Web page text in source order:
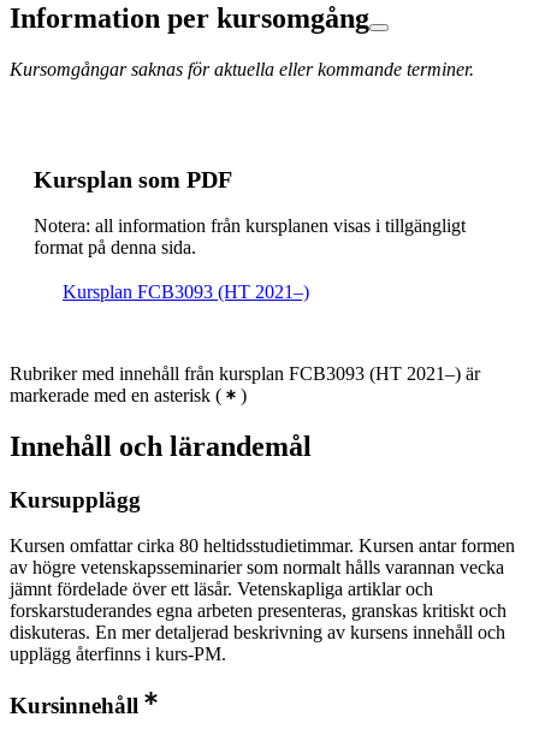
Information per kursomgång
Kursomgångar saknas för aktuella eller kommande terminer.
Kursplan som PDF
Notera: all information från kursplanen visas i tillgängligt
format på denna sida.
Kursplan FCB3093 (HT 2021–)
Rubriker med innehåll från kursplan FCB3093 (HT 2021–) är
markerade med en asterisk ( )
Innehåll och lärandemål
Kursupplägg
Kursen omfattar cirka 80 heltidsstudietimmar. Kursen antar formen
av högre vetenskapsseminarier som normalt hålls varannan vecka
jämnt fördelade över ett läsår. Vetenskapliga artiklar och
forskarstuderandes egna arbeten presenteras, granskas kritiskt och
diskuteras. En mer detaljerad beskrivning av kursens innehåll och
upplägg återfinns i kurs-PM.
Kursinnehåll